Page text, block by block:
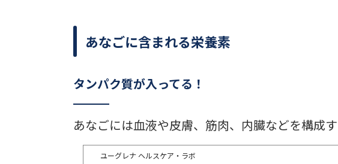
あなごに含まれる栄養素
タンパク質が入ってる！
あなごには血液や皮膚、筋肉、内臓などを構成
ユーグレナ ヘルスケア・ラボ